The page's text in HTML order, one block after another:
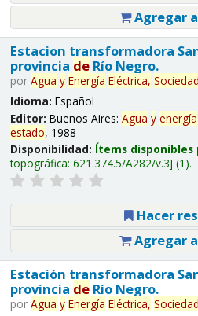
Agregar
Estacion transformadora
provincia deRío Negro.
por Agua y Energía Eléctrica, Sociedad
Idioma: Español
Editor: Buenos Aires: Agua y energía
estado, 1988
Disponibilidad: Ítems
topográfica: 621.374.5/A282/v.3 (1).
Hacer
Agregar
Estación transformadora
provincia deRío Negro.
por Agua y Energía Eléctrica, Sociedad